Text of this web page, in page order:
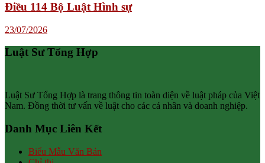
Điều 114 Bộ Luật Hình sự
23/07/2026
Luật Sư Tổng Hợp
Luật Sư Tổng Hợp là trang thông tin toàn diện về luật pháp của Việt
Nam. Đồng thời tư vấn về luật cho các cá nhân và doanh nghiệp.
Danh Mục Liên Kết
Biểu Mẫu Văn Bản